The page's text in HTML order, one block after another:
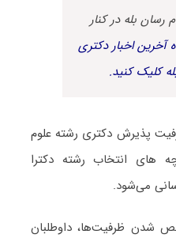
رسان بله در کنار
آخرین اخبار دکتری
کلیک کنید.
پذیرش دکتری رشته علوم
های انتخاب رشته دکترا
می‌شود.
شدن ظرفیت‌ها، داوطلبان